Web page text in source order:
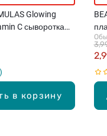
в корзину
Glowing
C сыворотка